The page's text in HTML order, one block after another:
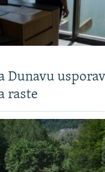
Dunavu
raste